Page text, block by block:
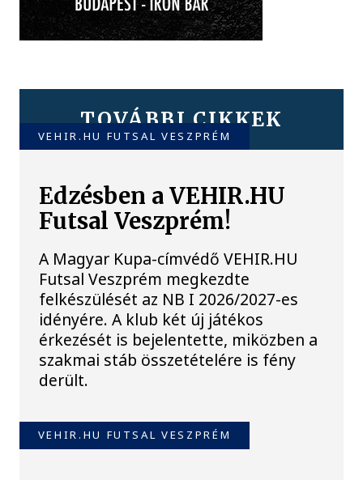
TOVÁBBI CIKKEK
VEHIR.HU FUTSAL VESZPRÉM
Edzésben a VEHIR.HU
Futsal Veszprém!
A Magyar Kupa-címvédő VEHIR.HU
Futsal Veszprém megkezdte
felkészülését az NB I 2026/2027-es
idényére. A klub két új játékos
érkezését is bejelentette, miközben a
szakmai stáb összetételére is fény
derült.
VEHIR.HU FUTSAL VESZPRÉM